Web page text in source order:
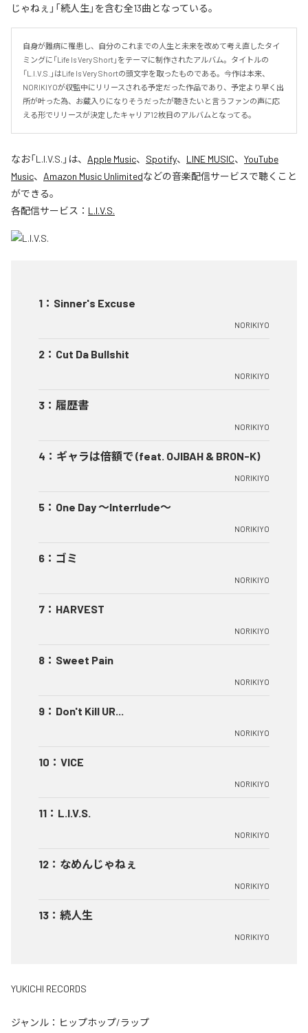
じゃねぇ」「続人生」を含む全13曲となっている。
自身が難病に罹患し、自分のこれまでの人生と未来を改めて考え直したタイ
ミングに「Life Is Very Short」をテーマに制作されたアルバム。タイトルの
「L.I.V.S.」はLife Is Very Shortの頭文字を取ったものである。今作は本来、
NORIKIYOが収監中にリリースされる予定だった作品であり、予定より早く出
所が叶った為、お蔵入りになりそうだったが聴きたいと言うファンの声に応
える形でリリースが決定したキャリア12枚目のアルバムとなってる。
なお「L.I.V.S. 」は、 Apple Music、 Spotify、 LINE MUSIC、 YouTube
Music、 Amazon Music Unlimitedなどの音楽配信サービスで聴くこと
ができる。
各配信サービス： L.I.V.S.
1 ： Sinner's Excuse
NORIKIYO
2 ： Cut Da Bullshit
NORIKIYO
3 ： 履歴書
NORIKIYO
4 ： ギャラは倍額で (feat. OJIBAH & BRON-K)
NORIKIYO
5 ： One Day ～Interrlude～
NORIKIYO
6 ： ゴミ
NORIKIYO
7 ： HARVEST
NORIKIYO
8 ： Sweet Pain
NORIKIYO
9 ： Don't Kill UR...
NORIKIYO
10 ： VICE
NORIKIYO
11 ： L.I.V.S.
NORIKIYO
12 ： なめんじゃねぇ
NORIKIYO
13 ： 続人生
NORIKIYO
YUKICHI RECORDS
ジャンル： ヒップホップ/ラップ